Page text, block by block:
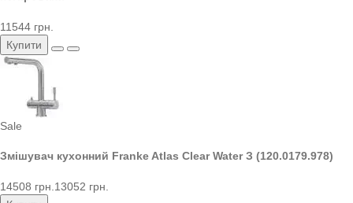
11544 грн.
Купити
Sale
Змішувач кухонний Franke Atlas Clear Water З (120.0179.978)
14508 грн. 13052 грн.